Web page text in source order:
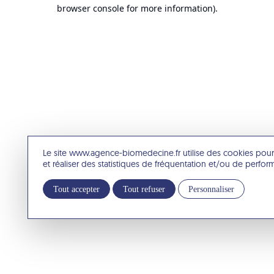
Le site www.agence-biomedecine.fr utilise des cookies
et réaliser des statistiques de fréquentation et/ou de
Tout accepter Tout refuser Personnaliser
browser console for more information).